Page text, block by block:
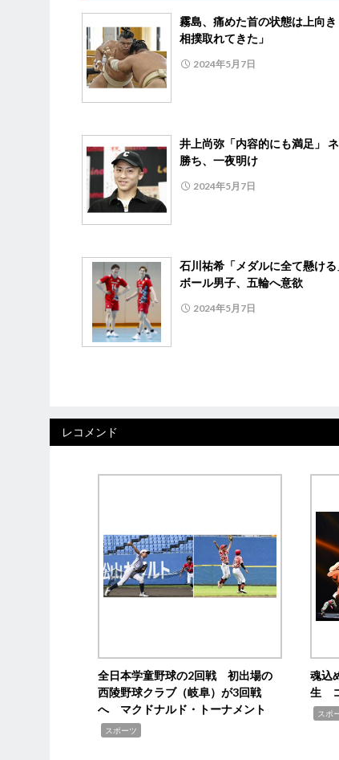
霧島、痛めた首の状態は上向き
相撲取れてきた」
2024年5月7日
井上尚弥「内容的にも満足」
勝ち、一夜明け
2024年5月7日
石川祐希「メダルに全て懸け
ボール男子、五輪へ意欲
2024年5月7日
レコメンド
全日本学童野球の2回戦 初出場の
西陵野球クラブ（岐阜）が3回戦
へ マクドナルド・トーナメント
スポーツ
魂込
生 コ
スポ